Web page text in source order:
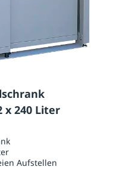
x 240 Liter
Aufstellen